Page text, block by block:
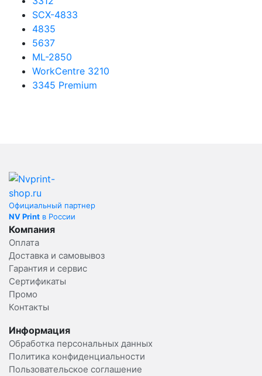
SCX-4833
4835
5637
ML-2850
WorkCentre 3210
3345 Premium
Официальный партнер
NV Print в России
Компания
Оплата
Доставка и самовывоз
Гарантия и сервис
Сертификаты
Промо
Контакты
Информация
Обработка персональных данных
Политика конфиденциальности
Пользовательское соглашение